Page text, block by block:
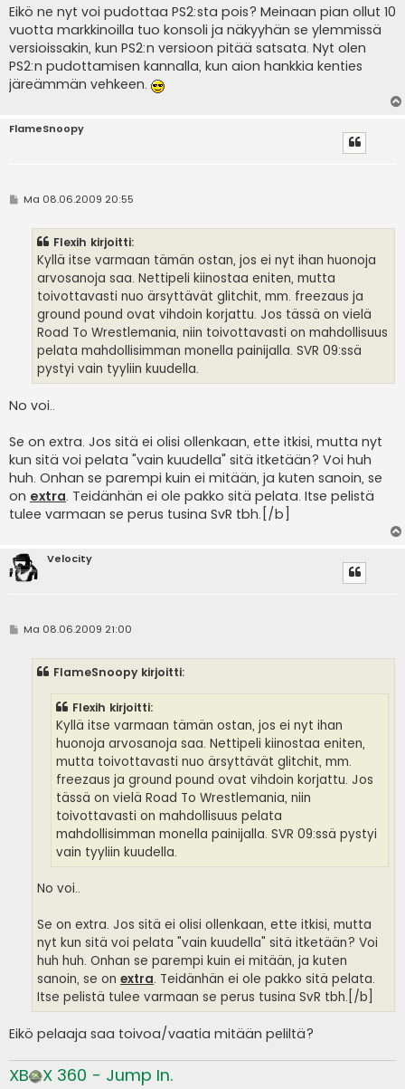
e
s
t
i
Eikö ne nyt voi pudottaa PS2:sta pois? Meinaan pian ollut 10
vuotta markkinoilla tuo konsoli ja näkyyhän se ylemmissä
versioissakin, kun PS2:n versioon pitää satsata. Nyt olen
PS2:n pudottamisen kannalla, kun aion hankkia kenties
järeämmän vehkeen.
FlameSnoopy
VMa 08.06.2009 20:55
Flexih kirjoitti:
Kyllä itse varmaan tämän ostan, jos ei nyt ihan huonoja
arvosanoja saa. Nettipeli kiinostaa eniten, mutta
toivottavasti nuo ärsyttävät glitchit, mm. freezaus ja
ground pound ovat vihdoin korjattu. Jos tässä on vielä
Road To Wrestlemania, niin toivottavasti on mahdollisuus
pelata mahdollisimman monella painijalla. SVR 09:ssä
pystyi vain tyyliin kuudella.
No voi..
Se on extra. Jos sitä ei olisi ollenkaan, ette itkisi, mutta nyt
kun sitä voi pelata "vain kuudella" sitä itketään? Voi huh
huh. Onhan se parempi kuin ei mitään, ja kuten sanoin, se
on extra. Teidänhän ei ole pakko sitä pelata. Itse pelistä
tulee varmaan se perus tusina SvR tbh.[/b]
Velocity
VMa 08.06.2009 21:00
FlameSnoopy kirjoitti:
Flexih kirjoitti:
Kyllä itse varmaan tämän ostan, jos ei nyt ihan
huonoja arvosanoja saa. Nettipeli kiinostaa eniten,
mutta toivottavasti nuo ärsyttävät glitchit, mm.
freezaus ja ground pound ovat vihdoin korjattu. Jos
tässä on vielä Road To Wrestlemania, niin
toivottavasti on mahdollisuus pelata
mahdollisimman monella painijalla. SVR 09:ssä pystyi
vain tyyliin kuudella.
No voi..
Se on extra. Jos sitä ei olisi ollenkaan, ette itkisi, mutta
nyt kun sitä voi pelata "vain kuudella" sitä itketään? Voi
huh huh. Onhan se parempi kuin ei mitään, ja kuten
sanoin, se on extra. Teidänhän ei ole pakko sitä pelata.
Itse pelistä tulee varmaan se perus tusina SvR tbh.[/b]
Eikö pelaaja saa toivoa/vaatia mitään peliltä?
XB
X 360 - Jump In.